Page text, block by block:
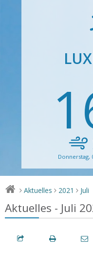
Donnerstag,
> Aktuelles > 2021 > Juli
Aktuelles - Juli